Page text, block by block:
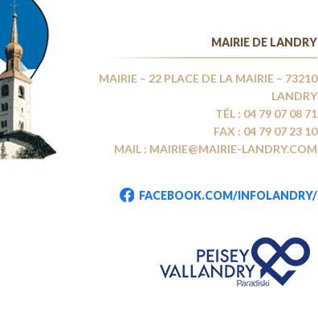
MAIRIE DE LANDRY
MAIRIE – 22 PLACE DE LA MAIRIE – 73210
LANDRY
TÉL : 04 79 07 08 71
FAX : 04 79 07 23 10
MAIL : MAIRIE@MAIRIE-LANDRY.COM
FACEBOOK.COM/INFOLANDRY/